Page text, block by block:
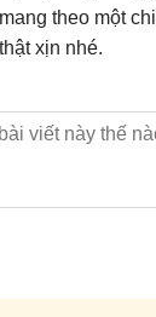
theo một
xịn nhé.